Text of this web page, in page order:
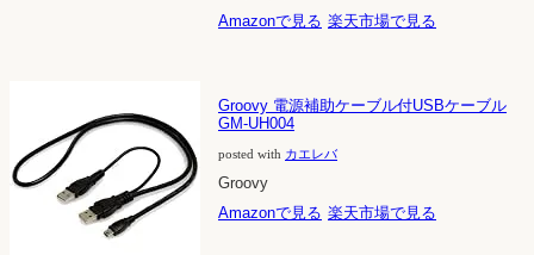
Amazonで見る 楽天市場で見る
Groovy 電源補助ケーブル付USBケーブル
GM-UH004
posted with カエレバ
Groovy
Amazonで見る 楽天市場で見る